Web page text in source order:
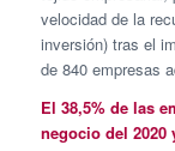
velocidad de la
inversión) tras el
de 840 empresas
El 38,5% de las
negocio del 2020